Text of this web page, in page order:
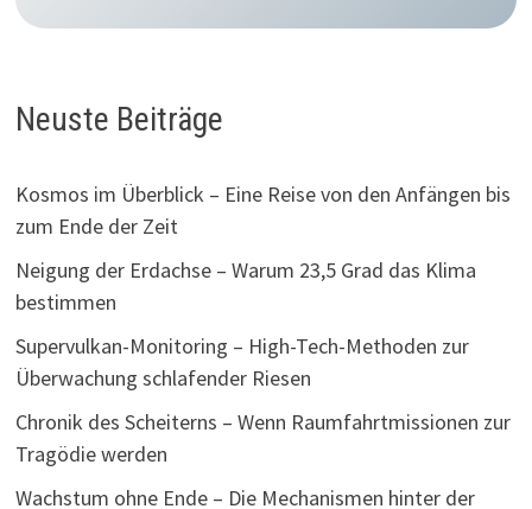
Neuste Beiträge
Kosmos im Überblick – Eine Reise von den Anfängen bis
zum Ende der Zeit
Neigung der Erdachse – Warum 23,5 Grad das Klima
bestimmen
Supervulkan-Monitoring – High-Tech-Methoden zur
Überwachung schlafender Riesen
Chronik des Scheiterns – Wenn Raumfahrtmissionen zur
Tragödie werden
Wachstum ohne Ende – Die Mechanismen hinter der